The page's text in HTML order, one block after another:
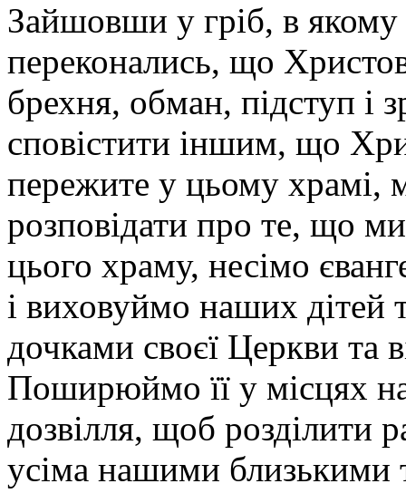
Зайшовши у гріб, в
переконались, що
брехня, обман, підступ і
сповістити іншим, що
пережите у цьому храмі,
розповідати про те, що
цього храму, несімо
і виховуймо наших дітей
дочками своєї Церкви та
Поширюймо її у місцях
дозвілля, щоб розділити
усіма нашими близькими